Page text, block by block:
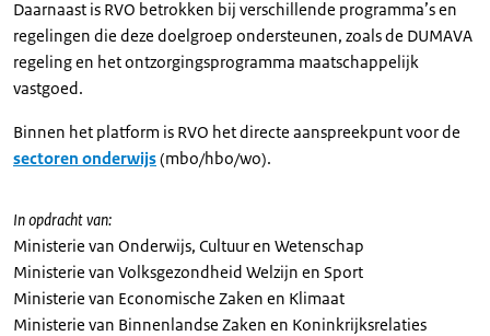
Daarnaast is RVO betrokken bij verschillende programma’s en
regelingen die deze doelgroep ondersteunen, zoals de DUMAVA
regeling en het ontzorgingsprogramma maatschappelijk
vastgoed.
Binnen het platform is RVO het directe aanspreekpunt voor de
sectoren onderwijs(mbo/hbo/wo).
In opdracht van:
Ministerie van Onderwijs, Cultuur en Wetenschap
Ministerie van Volksgezondheid Welzijn en Sport
Ministerie van Economische Zaken en Klimaat
Ministerie van Binnenlandse Zaken en Koninkrijksrelaties